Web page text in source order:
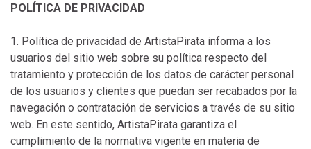
POLÍTICA DE PRIVACIDAD
1. Política de privacidad de ArtistaPirata informa a los
usuarios del sitio web sobre su política respecto del
tratamiento y protección de los datos de carácter personal
de los usuarios y clientes que puedan ser recabados por la
navegación o contratación de servicios a través de su sitio
web. En este sentido, ArtistaPirata garantiza el
cumplimiento de la normativa vigente en materia de